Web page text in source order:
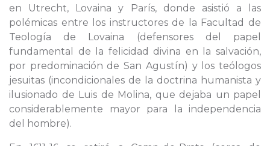
en Utrecht, Lovaina y París, donde asistió a las
polémicas entre los instructores de la Facultad de
Teología de Lovaina (defensores del papel
fundamental de la felicidad divina en la salvación,
por predominación de San Agustín) y los teólogos
jesuitas (incondicionales de la doctrina humanista y
ilusionado de Luis de Molina, que dejaba un papel
considerablemente mayor para la independencia
del hombre).